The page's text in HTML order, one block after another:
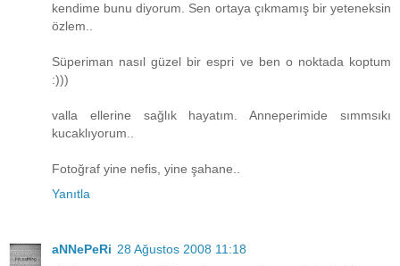
kendime bunu diyorum. Sen ortaya çıkmamış bir yeteneksin
özlem..
Süperiman nasıl güzel bir espri ve ben o noktada koptum
:)))
valla ellerine sağlık hayatım. Anneperimide sımmsıkı
kucaklıyorum..
Fotoğraf yine nefis, yine şahane..
Yanıtla
aNNePeRi 28 Ağustos 2008 11:18